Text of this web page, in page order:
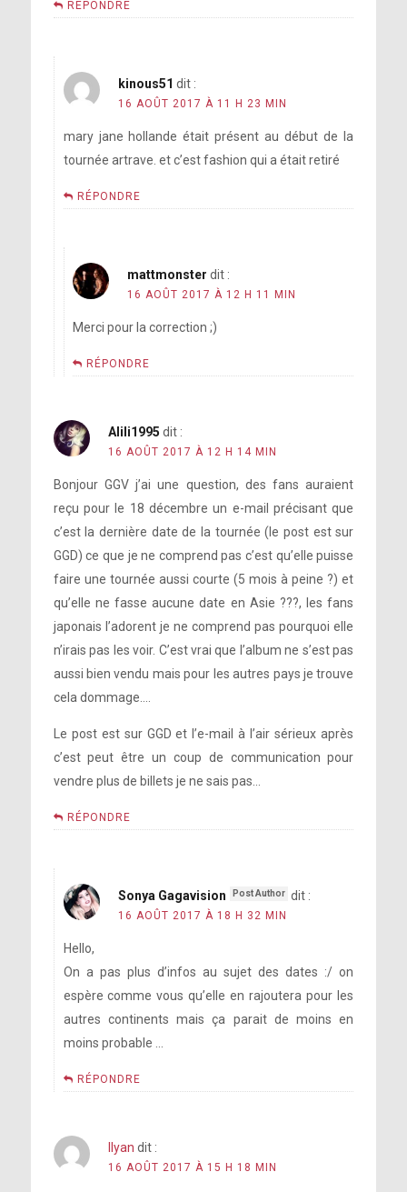
RÉPONDRE
kinous51 dit :
16 AOÛT 2017 À 11 H 23 MIN
mary jane hollande était présent au début de la
tournée artrave. et c’est fashion qui a était retiré
RÉPONDRE
mattmonster dit :
16 AOÛT 2017 À 12 H 11 MIN
Merci pour la correction ;)
RÉPONDRE
Alili1995 dit :
16 AOÛT 2017 À 12 H 14 MIN
Bonjour GGV j’ai une question, des fans auraient
reçu pour le 18 décembre un e-mail précisant que
c’est la dernière date de la tournée (le post est sur
GGD) ce que je ne comprend pas c’est qu’elle puisse
faire une tournée aussi courte (5 mois à peine ?) et
qu’elle ne fasse aucune date en Asie ???, les fans
japonais l’adorent je ne comprend pas pourquoi elle
n’irais pas les voir. C’est vrai que l’album ne s’est pas
aussi bien vendu mais pour les autres pays je trouve
cela dommage….
Le post est sur GGD et l’e-mail à l’air sérieux après
c’est peut être un coup de communication pour
vendre plus de billets je ne sais pas…
RÉPONDRE
Sonya Gagavision dit :
16 AOÛT 2017 À 18 H 32 MIN
Hello,
On a pas plus d’infos au sujet des dates :/ on
espère comme vous qu’elle en rajoutera pour les
autres continents mais ça parait de moins en
moins probable …
RÉPONDRE
Ilyan dit :
16 AOÛT 2017 À 15 H 18 MIN